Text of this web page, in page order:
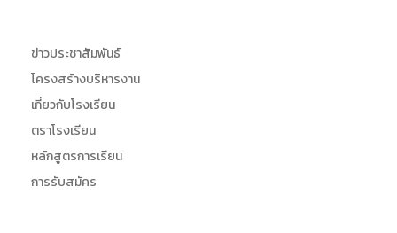
ข่าวประชาสัมพันธ์
โครงสร้างบริหารงาน
เกี่ยวกับโรงเรียน
ตราโรงเรียน
หลักสูตรการเรียน
การรับสมัคร